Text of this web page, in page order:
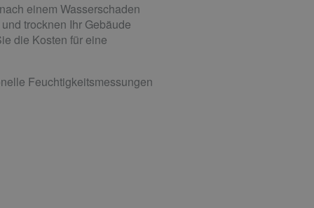
einem Wasserschaden
trocknen Ihr Gebäude
die Kosten für eine
Feuchtigkeitsmessungen